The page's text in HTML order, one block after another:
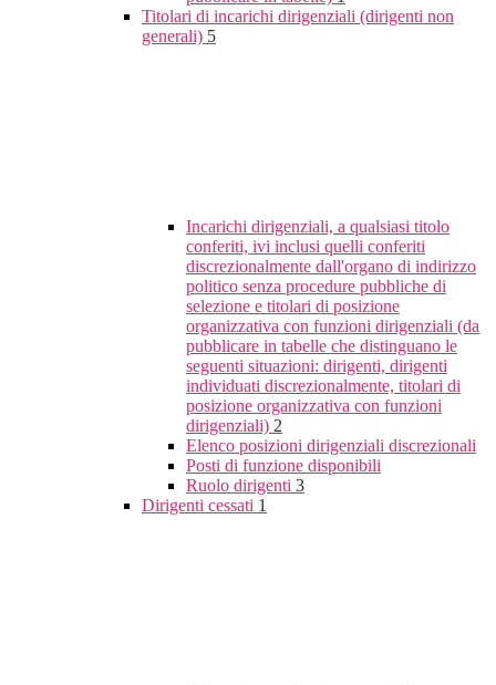
Titolari di incarichi dirigenziali (dirigenti non
generali) 5
Incarichi dirigenziali, a qualsiasi titolo
conferiti, ivi inclusi quelli conferiti
discrezionalmente dall'organo di indirizzo
politico senza procedure pubbliche di
selezione e titolari di posizione
organizzativa con funzioni dirigenziali (da
pubblicare in tabelle che distinguano le
seguenti situazioni: dirigenti, dirigenti
individuati discrezionalmente, titolari di
posizione organizzativa con funzioni
dirigenziali) 2
Elenco posizioni dirigenziali discrezionali
Posti di funzione disponibili
Ruolo dirigenti 3
Dirigenti cessati 1